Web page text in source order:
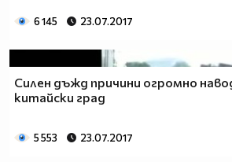
6 145 23.07.2017
Силен дъжд причини огромно
китайски град
5 553 23.07.2017